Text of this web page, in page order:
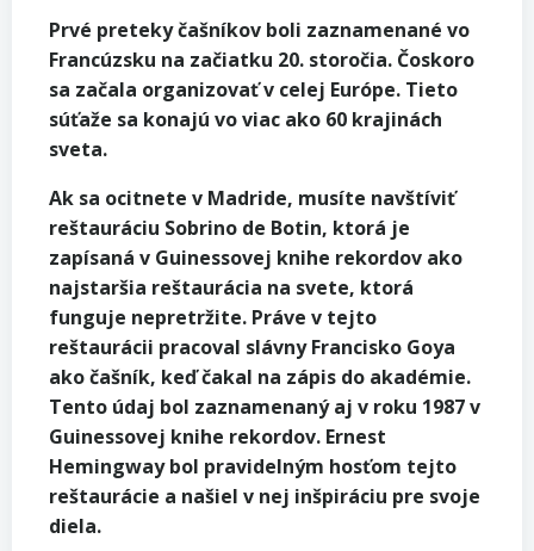
Prvé preteky čašníkov boli zaznamenané vo
Francúzsku na začiatku 20. storočia. Čoskoro
sa začala organizovať v celej Európe. Tieto
súťaže sa konajú vo viac ako 60 krajinách
sveta.
Ak sa ocitnete v Madride, musíte navštíviť
reštauráciu Sobrino de Botin, ktorá je
zapísaná v Guinessovej knihe rekordov ako
najstaršia reštaurácia na svete, ktorá
funguje nepretržite. Práve v tejto
reštaurácii pracoval slávny Francisko Goya
ako čašník, keď čakal na zápis do akadémie.
Tento údaj bol zaznamenaný aj v roku 1987 v
Guinessovej knihe rekordov. Ernest
Hemingway bol pravidelným hosťom tejto
reštaurácie a našiel v nej inšpiráciu pre svoje
diela.